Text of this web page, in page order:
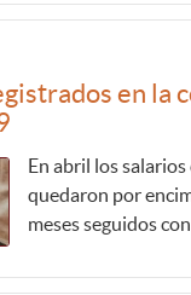
en la
En abril los
quedaron por
meses seguidos